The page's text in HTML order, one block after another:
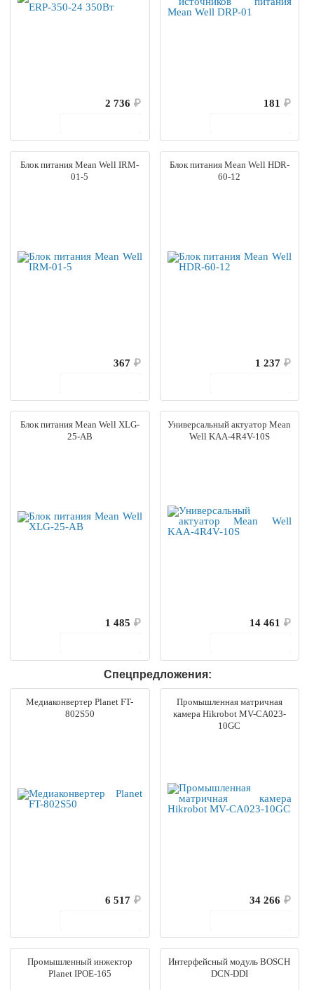
2 736 ₽
181 ₽
Блок питания Mean Well IRM-
01-5
367 ₽
Блок питания Mean Well HDR-
60-12
1 237 ₽
Блок питания Mean Well XLG-
25-AB
1 485 ₽
Универсальный актуатор Mean
Well KAA-4R4V-10S
14 461 ₽
Спецпредложения:
Медиаконвертер Planet FT-
802S50
6 517 ₽
Промышленная матричная
камера Hikrobot MV-CA023-
10GC
34 266 ₽
Промышленный инжектор
Planet IPOE-165
Интерфейсный модуль BOSCH
DCN-DDI